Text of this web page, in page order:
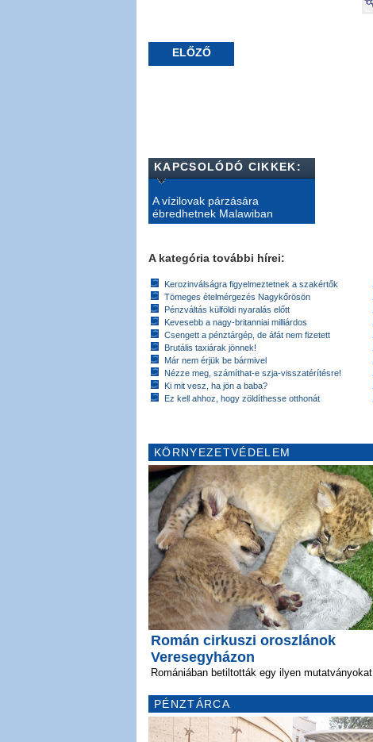
ELŐZŐ
KAPCSOLÓDÓ CIKKEK:
A vízilovak párzására
ébredhetnek Malawiban
A kategória további hírei:
Kerozinválságra figyelmeztetnek a szakértők
Tömeges ételmérgezés Nagykőrösön
Pénzváltás külföldi nyaralás előtt
Kevesebb a nagy-britanniai milliárdos
Csengett a pénztárgép, de áfát nem fizetett
Brutális taxiárak jönnek!
Már nem érjük be bármivel
Nézze meg, számíthat-e szja-visszatérítésre!
Ki mit vesz, ha jön a baba?
Ez kell ahhoz, hogy zöldíthesse otthonát
KÖRNYEZETVÉDELEM
Román cirkuszi oroszlánok
Veresegyházon
Romániában betiltották egy ilyen mutatványokat
PÉNZTÁRCA